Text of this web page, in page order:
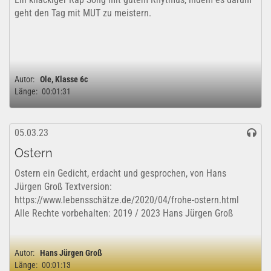
geht den Tag mit MUT zu meistern.
Autor: Ole, Klasse 6c
Länge: 00:01:31
05.03.23
Ostern
Ostern ein Gedicht, erdacht und gesprochen, von Hans
Jürgen Groß Textversion:
https://www.lebensschätze.de/2020/04/frohe-ostern.html
Alle Rechte vorbehalten: 2019 / 2023 Hans Jürgen Groß
Autor: Hans Jürgen Groß
Länge: 00:01:13